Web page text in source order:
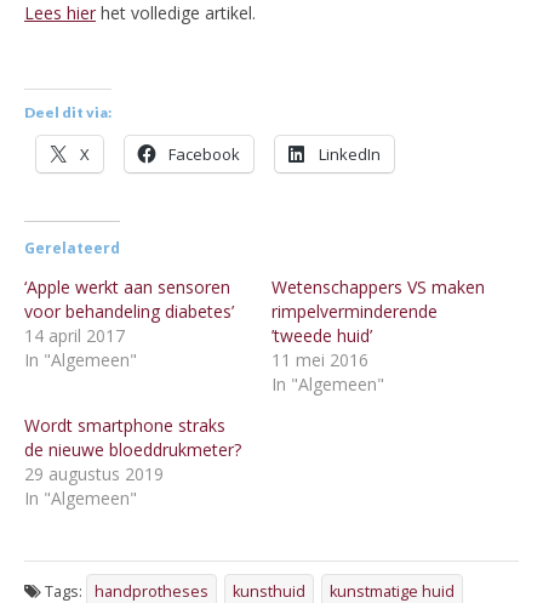
Lees hier het volledige artikel.
Deel dit via:
X Facebook LinkedIn
Gerelateerd
‘Apple werkt aan sensoren
voor behandeling diabetes’
14 april 2017
In "Algemeen"
Wetenschappers VS maken
rimpelverminderende
’tweede huid’
11 mei 2016
In "Algemeen"
Wordt smartphone straks
de nieuwe bloeddrukmeter?
29 augustus 2019
In "Algemeen"
Tags: handprotheses kunsthuid
kunstmatige huid